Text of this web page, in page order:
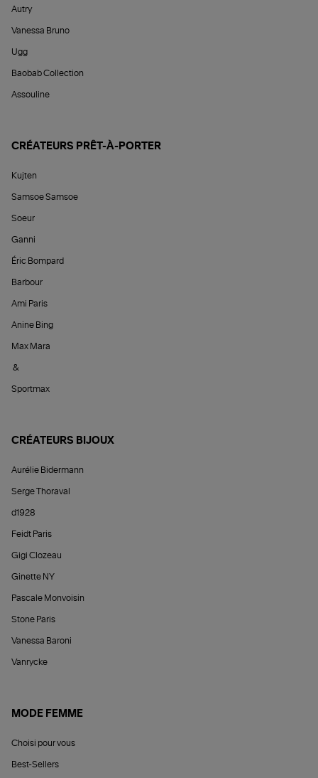
Autry
Vanessa Bruno
Ugg
Baobab Collection
Assouline
CRÉATEURS PRÊT-À-PORTER
Kujten
Samsoe Samsoe
Soeur
Ganni
Éric Bompard
Barbour
Ami Paris
Anine Bing
Max Mara
&
Sportmax
CRÉATEURS BIJOUX
Aurélie Bidermann
Serge Thoraval
d1928
Feidt Paris
Gigi Clozeau
Ginette NY
Pascale Monvoisin
Stone Paris
Vanessa Baroni
Vanrycke
MODE FEMME
Choisi pour vous
Best-Sellers